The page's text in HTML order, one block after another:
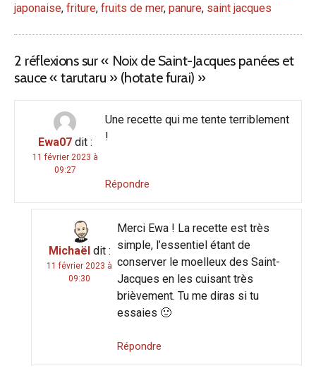
japonaise, friture, fruits de mer, panure, saint jacques
2 réflexions sur « Noix de Saint-Jacques panées et
sauce « tarutaru » (hotate furai) »
Ewa07 dit :
11 février 2023 à
09:27
Une recette qui me tente terriblement
!
Répondre
Michaël dit :
11 février 2023 à
09:30
Merci Ewa ! La recette est très
simple, l’essentiel étant de
conserver le moelleux des Saint-
Jacques en les cuisant très
brièvement. Tu me diras si tu
essaies 🙂
Répondre